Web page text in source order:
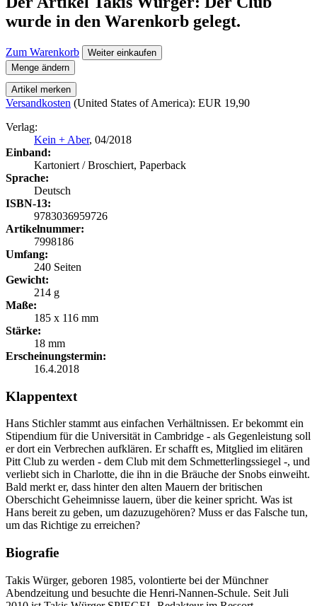
wurde in den Warenkorb gelegt.
Zum Warenkorb
Weiter einkaufen
Menge ändern
Artikel merken
Versandkosten (United States of America): EUR 19,90
Verlag:
Kein + Aber, 04/2018
Einband:
Kartoniert / Broschiert, Paperback
Sprache:
Deutsch
ISBN-13:
9783036959726
Artikelnummer:
7998186
Umfang:
240 Seiten
Gewicht:
214 g
Maße:
185 x 116 mm
Stärke:
18 mm
Erscheinungstermin:
16.4.2018
Klappentext
Hans Stichler stammt aus einfachen Verhältnissen. Er bekommt ein
Stipendium für die Universität in Cambridge - als Gegenleistung soll
er dort ein Verbrechen aufklären. Er schafft es, Mitglied im elitären
Pitt Club zu werden - dem Club mit dem Schmetterlingssiegel -, und
verliebt sich in Charlotte, die ihn in die Bräuche der Snobs einweiht.
Bald merkt er, dass hinter den alten Mauern der britischen
Oberschicht Geheimnisse lauern, über die keiner spricht. Was ist
Hans bereit zu geben, um dazuzugehören? Muss er das Falsche tun,
um das Richtige zu erreichen?
Biografie
Takis Würger, geboren 1985, volontierte bei der Münchner
Abendzeitung und besuchte die Henri-Nannen-Schule. Seit Juli